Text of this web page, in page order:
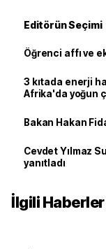
Editörün Seçimi
Öğrenci affı ve
3 kıtada enerji
Afrika'da yoğun
Bakan Hakan
Cevdet Yılmaz
yanıtladı
İlgili Haberler